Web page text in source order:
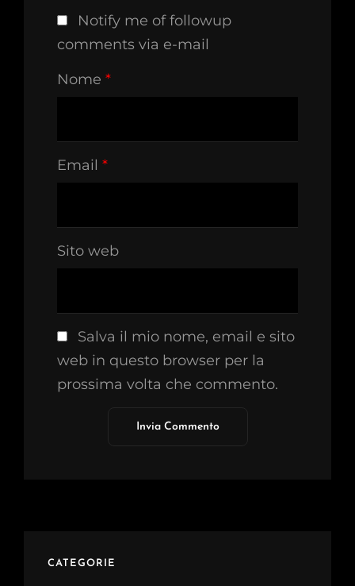
Notify me of followup
comments via e-mail
Nome *
Email *
Sito web
Salva il mio nome, email e sito
web in questo browser per la
prossima volta che commento.
CATEGORIE